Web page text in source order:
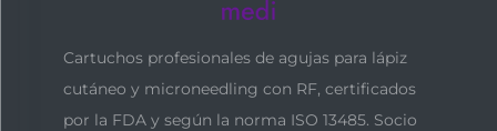
Cartuchos profesionales de agujas para lápiz
cutáneo y microneedling con RF, certificados
por la FDA y según la norma ISO 13485. Socio